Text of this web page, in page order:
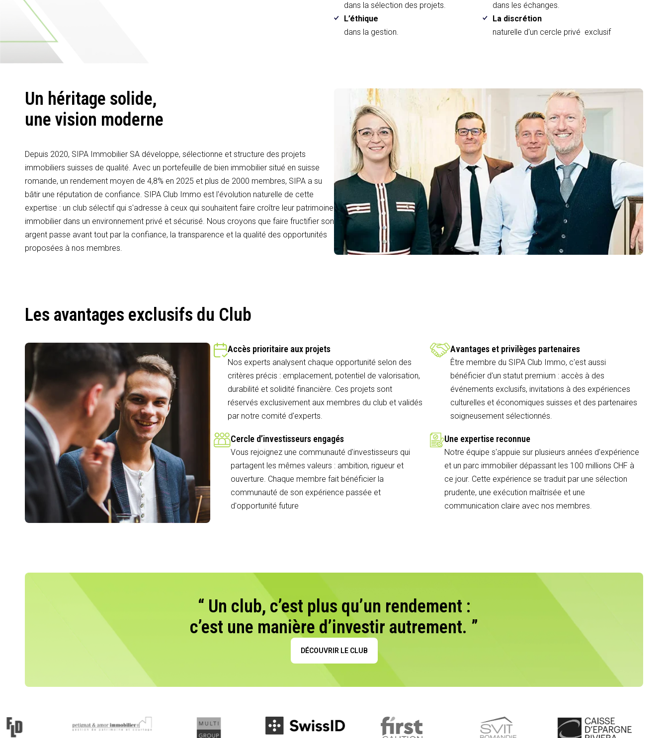
dans la sélection des projets.
dans les échanges.
L’éthique
dans la gestion.
La discrétion
naturelle d'un cercle privé exclusif
Un héritage solide,
une vision moderne
Depuis 2020, SIPA Immobilier SA développe, sélectionne et structure des projets
immobiliers suisses de qualité. Avec un portefeuille de bien immobilier situé en suisse
romande, un rendement moyen de 4,8% en 2025 et plus de 2000 membres, SIPA a su
bâtir une réputation de confiance. SIPA Club Immo est l'évolution naturelle de cette
expertise : un club sélectif qui s'adresse à ceux qui souhaitent faire croître leur patrimoine
immobilier dans un environnement privé et sécurisé. Nous croyons que faire fructifier son
argent passe avant tout par la confiance, la transparence et la qualité des opportunités
proposées à nos membres.
Les avantages exclusifs du Club
Accès prioritaire aux projets
Nos experts analysent chaque opportunité selon des
critères précis : emplacement, potentiel de valorisation,
durabilité et solidité financière. Ces projets sont
réservés exclusivement aux membres du club et validés
par notre comité d'experts.
Avantages et privilèges partenaires
Être membre du SIPA Club Immo, c'est aussi
bénéficier d'un statut premium : accès à des
événements exclusifs, invitations à des expériences
culturelles et économiques suisses et des partenaires
soigneusement sélectionnés.
Cercle d’investisseurs engagés
Vous rejoignez une communauté d'investisseurs qui
partagent les mêmes valeurs : ambition, rigueur et
ouverture. Chaque membre fait bénéficier la
communauté de son expérience passée et
d'opportunité future
Une expertise reconnue
Notre équipe s'appuie sur plusieurs années d'expérience
et un parc immobilier dépassant les 100 millions CHF à
ce jour. Cette expérience se traduit par une sélection
prudente, une exécution maîtrisée et une
communication claire avec nos membres.
“ Un club, c’est plus qu’un rendement :
c’est une manière d’investir autrement. ”
DÉCOUVRIR LE CLUB